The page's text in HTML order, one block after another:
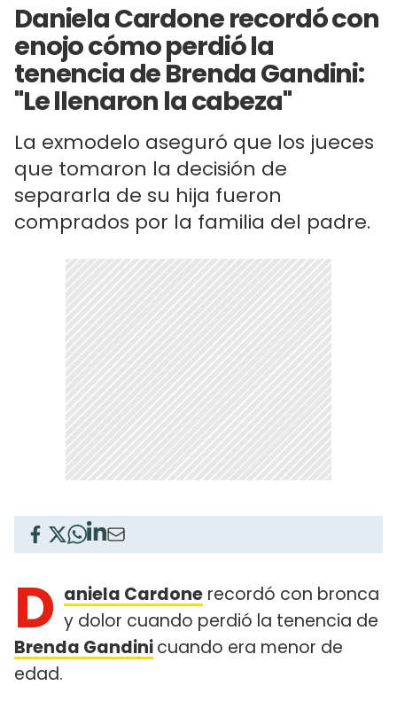
Daniela Cardone recordó con
enojo cómo perdió la
tenencia de Brenda Gandini:
"Le llenaron la cabeza"
La exmodelo aseguró que los jueces
que tomaron la decisión de
separarla de su hija fueron
comprados por la familia del padre.
D aniela Cardone recordó con bronca
y dolor cuando perdió la tenencia de
Brenda Gandinicuando era menor de
edad.